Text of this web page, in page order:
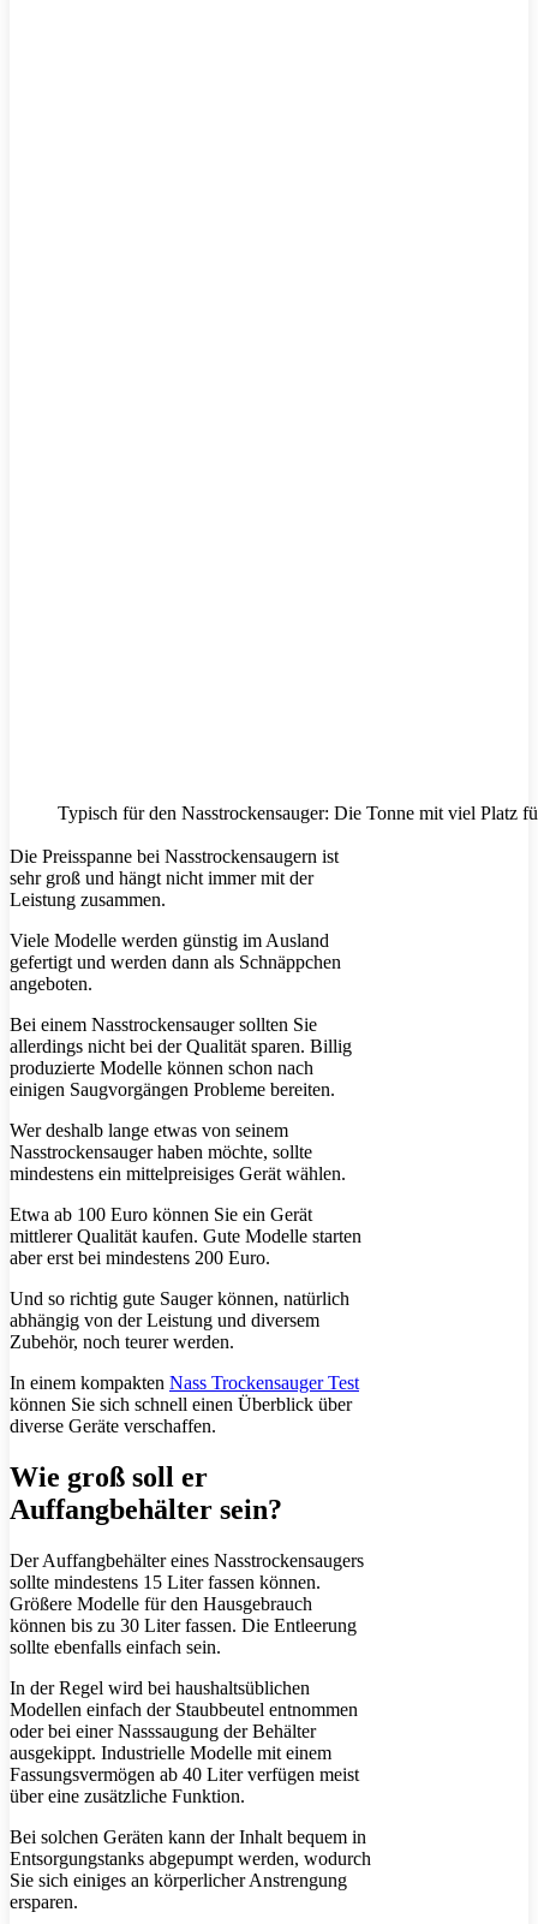
Typisch für den Nasstrockensauger: Die Tonne mit viel Platz
Die Preisspanne bei Nasstrockensaugern ist
sehr groß und hängt nicht immer mit der
Leistung zusammen.
Viele Modelle werden günstig im Ausland
gefertigt und werden dann als Schnäppchen
angeboten.
Bei einem Nasstrockensauger sollten Sie
allerdings nicht bei der Qualität sparen. Billig
produzierte Modelle können schon nach
einigen Saugvorgängen Probleme bereiten.
Wer deshalb lange etwas von seinem
Nasstrockensauger haben möchte, sollte
mindestens ein mittelpreisiges Gerät wählen.
Etwa ab 100 Euro können Sie ein Gerät
mittlerer Qualität kaufen. Gute Modelle starten
aber erst bei mindestens 200 Euro.
Und so richtig gute Sauger können, natürlich
abhängig von der Leistung und diversem
Zubehör, noch teurer werden.
In einem kompakten Nass Trockensauger Test
können Sie sich schnell einen Überblick über
diverse Geräte verschaffen.
Wie groß soll er
Auffangbehälter sein?
Der Auffangbehälter eines Nasstrockensaugers
sollte mindestens 15 Liter fassen können.
Größere Modelle für den Hausgebrauch
können bis zu 30 Liter fassen. Die Entleerung
sollte ebenfalls einfach sein.
In der Regel wird bei haushaltsüblichen
Modellen einfach der Staubbeutel entnommen
oder bei einer Nasssaugung der Behälter
ausgekippt. Industrielle Modelle mit einem
Fassungsvermögen ab 40 Liter verfügen meist
über eine zusätzliche Funktion.
Bei solchen Geräten kann der Inhalt bequem in
Entsorgungstanks abgepumpt werden, wodurch
Sie sich einiges an körperlicher Anstrengung
ersparen.